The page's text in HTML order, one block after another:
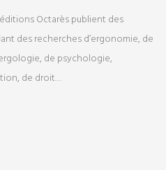
Octarès publient des
des recherches d’ergonomie, de
de psychologie,
de droit…